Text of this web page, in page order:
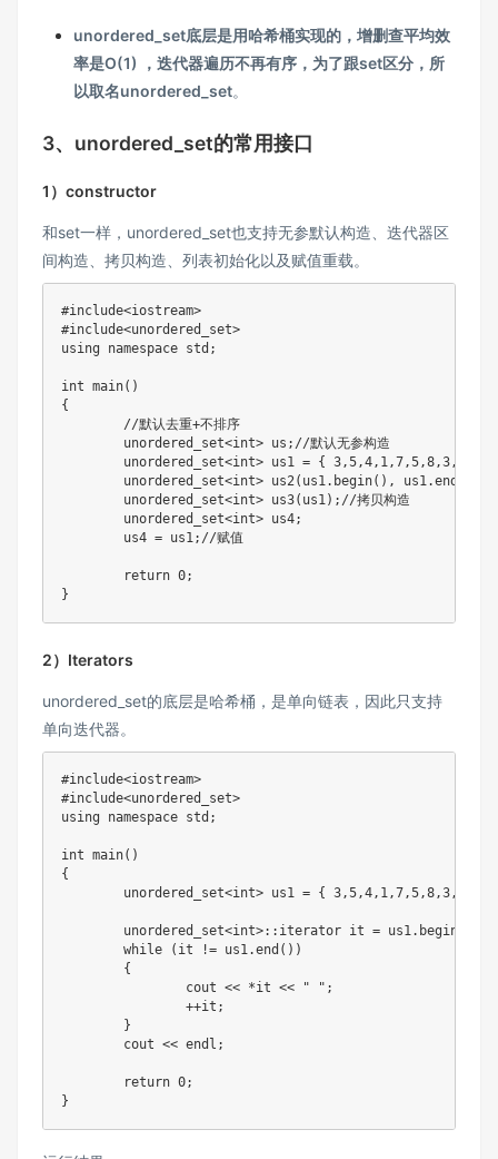
unordered_set底层是⽤哈希桶实现的，增删查平均效
率是O(1) ，迭代器遍历不再有序，为了跟set区分，所
以取名unordered_set。
3、unordered_set的常用接口
1）constructor
和set一样，unordered_set也支持⽆参默认构造、迭代器区
间构造、拷贝构造、列表初始化以及赋值重载。
#include<iostream>
#include<unordered_set>
using
namespace std ;
int main( )
{
//默认去重+不排序
	unordered_set
<int> us ; //默认无参构造
	unordered_set
<int> us1 = { 3 ,5 ,4 , 1 ,7 ,5 ,8 ,3 ,
	unordered_set
<int> us2 ( us1 . begin( ) , us1 .end
	unordered_set
<int> us3( us1 ) ; //拷贝构造
	unordered_set
<int> us4;
	us4
= us1 ; //赋值
return 0;
}
2）Iterators
unordered_set的底层是哈希桶，是单向链表，因此只支持
单向迭代器。
#include<iostream>
#include<unordered_set>
using
namespace std ;
int main( )
{
	unordered_set
<int> us1 = { 3 ,5 ,4 , 1 ,7 ,5 ,8 ,3 ,
	unordered_set
<int>:: iterator it = us1 . begin
while
( it != us1 .end ( ) )
{
		cout
<< *it << " " ;
++it ;
}
	cout
<< endl ;
return 0;
}